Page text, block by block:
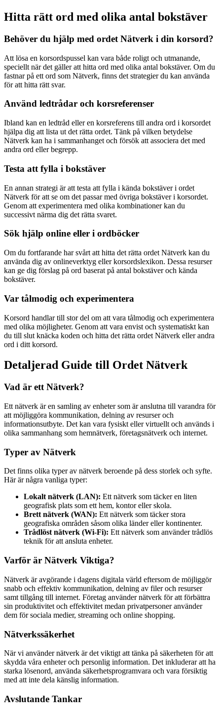
Hitta rätt ord med olika antal bokstäver
Behöver du hjälp med ordet Nätverk i din korsord?
Att lösa en korsordspussel kan vara både roligt och utmanande,
speciellt när det gäller att hitta ord med olika antal bokstäver. Om du
fastnar på ett ord som Nätverk, finns det strategier du kan använda
för att hitta rätt svar.
Använd ledtrådar och korsreferenser
Ibland kan en ledtråd eller en korsreferens till andra ord i korsordet
hjälpa dig att lista ut det rätta ordet. Tänk på vilken betydelse
Nätverk kan ha i sammanhanget och försök att associera det med
andra ord eller begrepp.
Testa att fylla i bokstäver
En annan strategi är att testa att fylla i kända bokstäver i ordet
Nätverk för att se om det passar med övriga bokstäver i korsordet.
Genom att experimentera med olika kombinationer kan du
successivt närma dig det rätta svaret.
Sök hjälp online eller i ordböcker
Om du fortfarande har svårt att hitta det rätta ordet Nätverk kan du
använda dig av onlineverktyg eller korsordslexikon. Dessa resurser
kan ge dig förslag på ord baserat på antal bokstäver och kända
bokstäver.
Var tålmodig och experimentera
Korsord handlar till stor del om att vara tålmodig och experimentera
med olika möjligheter. Genom att vara envist och systematiskt kan
du till slut knäcka koden och hitta det rätta ordet Nätverk eller andra
ord i ditt korsord.
Detaljerad Guide till Ordet Nätverk
Vad är ett Nätverk?
Ett nätverk är en samling av enheter som är anslutna till varandra för
att möjliggöra kommunikation, delning av resurser och
informationsutbyte. Det kan vara fysiskt eller virtuellt och används i
olika sammanhang som hemnätverk, företagsnätverk och internet.
Typer av Nätverk
Det finns olika typer av nätverk beroende på dess storlek och syfte.
Här är några vanliga typer:
Lokalt nätverk (LAN): Ett nätverk som täcker en liten
geografisk plats som ett hem, kontor eller skola.
Brett nätverk (WAN): Ett nätverk som täcker stora
geografiska områden såsom olika länder eller kontinenter.
Trådlöst nätverk (Wi-Fi): Ett nätverk som använder trådlös
teknik för att ansluta enheter.
Varför är Nätverk Viktiga?
Nätverk är avgörande i dagens digitala värld eftersom de möjliggör
snabb och effektiv kommunikation, delning av filer och resurser
samt tillgång till internet. Företag använder nätverk för att förbättra
sin produktivitet och effektivitet medan privatpersoner använder
dem för sociala medier, streaming och online shopping.
Nätverkssäkerhet
När vi använder nätverk är det viktigt att tänka på säkerheten för att
skydda våra enheter och personlig information. Det inkluderar att ha
starka lösenord, använda säkerhetsprogramvara och vara försiktig
med att inte dela känslig information.
Avslutande Tankar